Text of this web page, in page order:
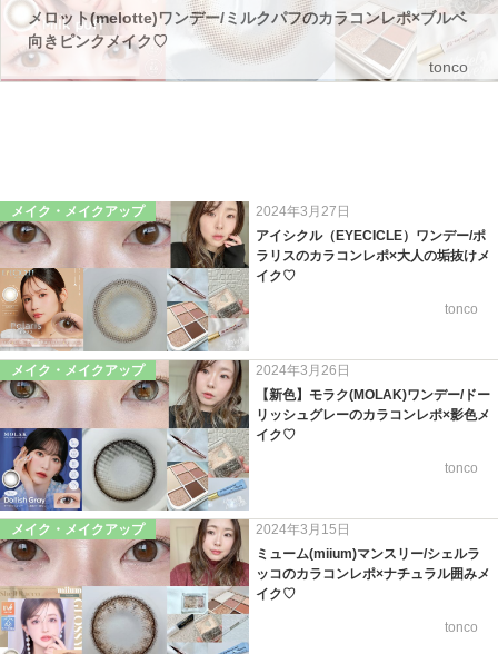
メロット(melotte)ワンデー/ミルクパフのカラコンレポ×ブルベ
向きピンクメイク♡
tonco
メイク・メイクアップ
2024年3月27日
アイシクル（EYECICLE）ワンデー/ポ
ラリスのカラコンレポ×大人の垢抜けメ
イク♡
tonco
メイク・メイクアップ
2024年3月26日
【新色】モラク(MOLAK)ワンデー/ドー
リッシュグレーのカラコンレポ×影色メ
イク♡
tonco
メイク・メイクアップ
2024年3月15日
ミューム(miium)マンスリー/シェルラ
ッコのカラコンレポ×ナチュラル囲みメ
イク♡
tonco